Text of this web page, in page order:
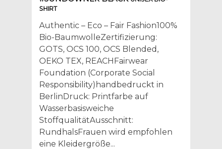
SHIRT
Authentic – Eco – Fair Fashion100%
Bio-BaumwolleZertifizierung:
GOTS, OCS 100, OCS Blended,
OEKO TEX, REACHFairwear
Foundation (Corporate Social
Responsibility)handbedruckt in
BerlinDruck: Printfarbe auf
Wasserbasisweiche
StoffqualitätAusschnitt:
RundhalsFrauen wird empfohlen
eine Kleidergröße...